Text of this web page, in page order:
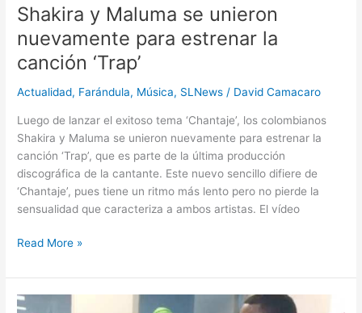
Shakira y Maluma se unieron
nuevamente para estrenar la
canción ‘Trap’
Actualidad, Farándula, Música, SLNews / David Camacaro
Luego de lanzar el exitoso tema ‘Chantaje’, los colombianos
Shakira y Maluma se unieron nuevamente para estrenar la
canción ‘Trap’, que es parte de la última producción
discográfica de la cantante. Este nuevo sencillo difiere de
‘Chantaje’, pues tiene un ritmo más lento pero no pierde la
sensualidad que caracteriza a ambos artistas. El vídeo
Read More »
Don